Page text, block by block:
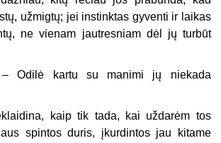
užmigtų; jei instinktas gyventi ir laikas
ne vienam jautresniam dėl jų turbūt
– Odilė kartu su manimi jų niekada
kaip tik tada, kai uždarėm tos
spintos duris, įkurdintos jau kitame